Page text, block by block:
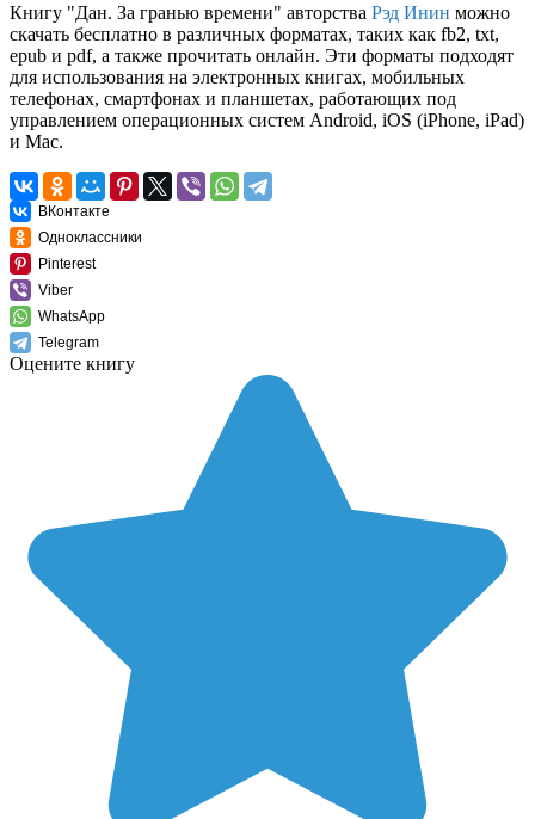
Книгу "Дан. За гранью времени" авторства Рэд Инин можно
скачать бесплатно в различных форматах, таких как fb2, txt,
epub и pdf, а также прочитать онлайн. Эти форматы подходят
для использования на электронных книгах, мобильных
телефонах, смартфонах и планшетах, работающих под
управлением операционных систем Android, iOS (iPhone, iPad)
и Mac.
ВКонтакте
Одноклассники
Pinterest
Viber
WhatsApp
Telegram
Оцените книгу